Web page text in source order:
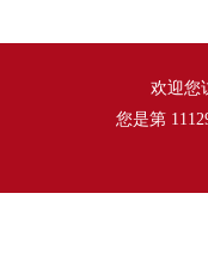
欢迎您
您是第